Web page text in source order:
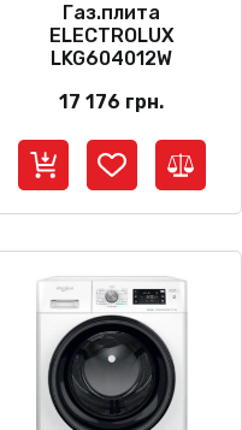
Газ.плита
ELECTROLUX
LKG604012W
17 176 грн.